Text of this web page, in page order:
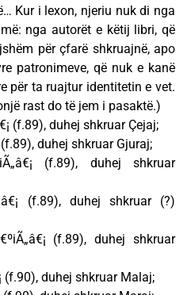
Kur i lexon, njeriu nuk di nga
nga autorët e këtij libri, që
për çfarë shkruajnë, apo
patronimeve, që nuk e kanë
për ta ruajtur identitetin e vet.
rast do të jem i pasaktë.)
(f.89), duhej shkruar Çejaj;
duhej shkruar Gjuraj;
(f.89), duhej shkruar
(f.89), duhej shkruar (?)
(f.89), duhej shkruar
(f.90), duhej shkruar Malaj;